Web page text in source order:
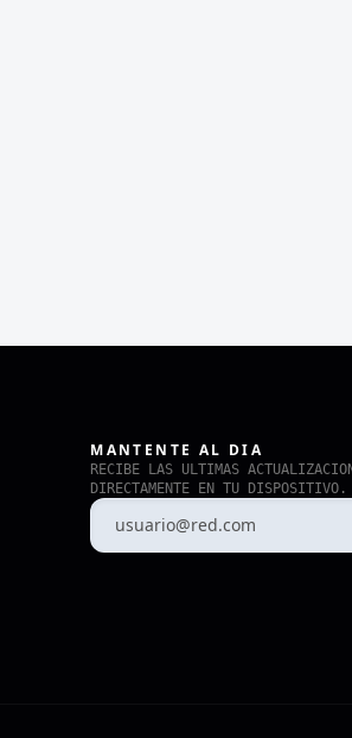
MANTENTE AL DIA
RECIBE LAS ULTIMAS
DIRECTAMENTE EN TU DISPOSITIVO.